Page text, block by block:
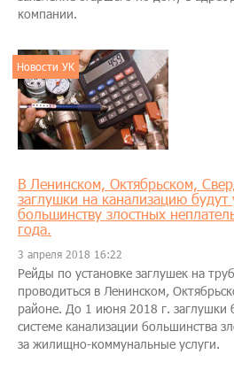
компании.
Новости УК
В Ленинском, Октябрьском,
заглушки на канализацию будут
большинству злостных
года.
3 апреля 2018 16:22
Рейды по установке заглушек на
проводиться в Ленинском,
районе. До 1 июня 2018 г. заглушки
системе канализации большинства
за жилищно-коммунальные услуги.